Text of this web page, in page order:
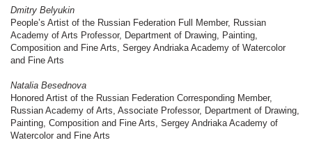
Dmitry Belyukin
People’s Artist of the Russian Federation Full Member, Russian
Academy of Arts Professor, Department of Drawing, Painting,
Composition and Fine Arts, Sergey Andriaka Academy of Watercolor
and Fine Arts
Natalia Besednova
Honored Artist of the Russian Federation Corresponding Member,
Russian Academy of Arts, Associate Professor, Department of Drawing,
Painting, Composition and Fine Arts, Sergey Andriaka Academy of
Watercolor and Fine Arts